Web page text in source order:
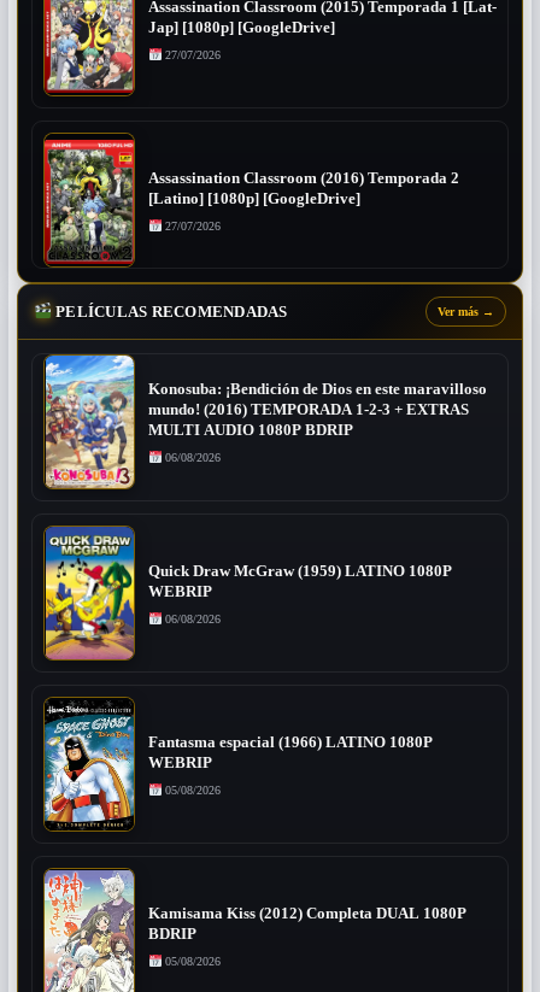
Assassination Classroom (2015) Temporada 1 [Lat-
Jap] [1080p] [GoogleDrive]
27/07/2026
Assassination Classroom (2016) Temporada 2
[Latino] [1080p] [GoogleDrive]
27/07/2026
PELÍCULAS RECOMENDADAS Ver más →
Konosuba: ¡Bendición de Dios en este maravilloso
mundo! (2016) TEMPORADA 1-2-3 + EXTRAS
MULTI AUDIO 1080P BDRIP
06/08/2026
Quick Draw McGraw (1959) LATINO 1080P
WEBRIP
06/08/2026
Fantasma espacial (1966) LATINO 1080P
WEBRIP
05/08/2026
Kamisama Kiss (2012) Completa DUAL 1080P
BDRIP
05/08/2026